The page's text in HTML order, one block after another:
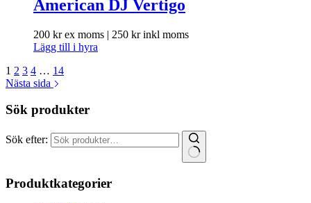
American DJ Vertigo
200 krex moms | 250 krinkl moms
Lägg till i hyra
1 2 3 4 … 14
Nästa sida
Sök produkter
Sök efter:
Produktkategorier